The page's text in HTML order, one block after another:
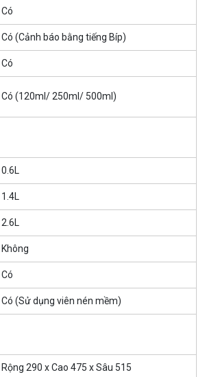
Có
Có (Cảnh báo bằng tiếng Bíp)
Có
Có (120ml/ 250ml/ 500ml)
0.6L
1.4L
2.6L
Không
Có
Có (Sử dụng viên nén mềm)
Rộng 290 x Cao 475 x Sâu 515